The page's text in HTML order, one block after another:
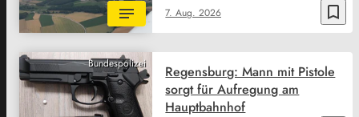
bookmark_border
7. Aug. 2026
Bundespolizei
Regensburg: Mann mit Pistole
sorgt für Aufregung am
Hauptbahnhof